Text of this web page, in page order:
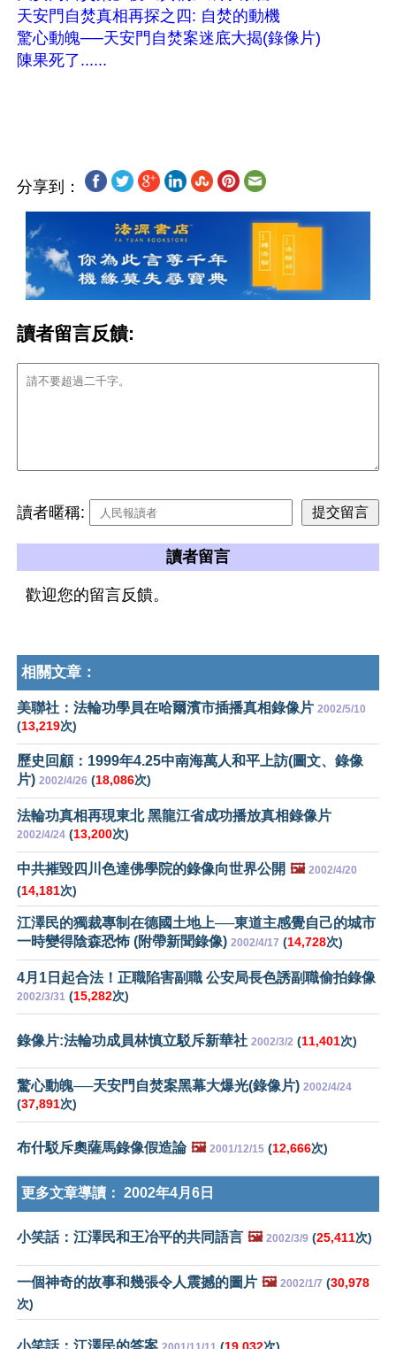
天安門自焚真相再探之四: 自焚的動機
驚心動魄──天安門自焚案迷底大揭(錄像片)
陳果死了......
分享到：
讀者留言反饋:
讀者暱稱:
讀者留言
歡迎您的留言反饋。
相關文章：
美聯社：法輪功學員在哈爾濱市插播真相錄像片 2002/5/10
(13,219次)
歷史回顧：1999年4.25中南海萬人和平上訪(圖文、錄像
片) 2002/4/26 (18,086次)
法輪功真相再現東北 黑龍江省成功播放真相錄像片
2002/4/24 (13,200次)
中共摧毀四川色達佛學院的錄像向世界公開 🖼️ 2002/4/20
(14,181次)
江澤民的獨裁專制在德國土地上──東道主感覺自己的城市
一時變得陰森恐怖 (附帶新聞錄像) 2002/4/17 (14,728次)
4月1日起合法！正職陷害副職 公安局長色誘副職偷拍錄像
2002/3/31 (15,282次)
錄像片:法輪功成員林慎立駁斥新華社 2002/3/2 (11,401次)
驚心動魄──天安門自焚案黑幕大爆光(錄像片) 2002/4/24
(37,891次)
布什駁斥奧薩馬錄像假造論 🖼️ 2001/12/15 (12,666次)
更多文章導讀： 2002年4月6日
小笑話：江澤民和王冶平的共同語言 🖼️ 2002/3/9 (25,411次)
一個神奇的故事和幾張令人震撼的圖片 🖼️ 2002/1/7 (30,978
次)
小笑話：江澤民的答案 (19,032次)